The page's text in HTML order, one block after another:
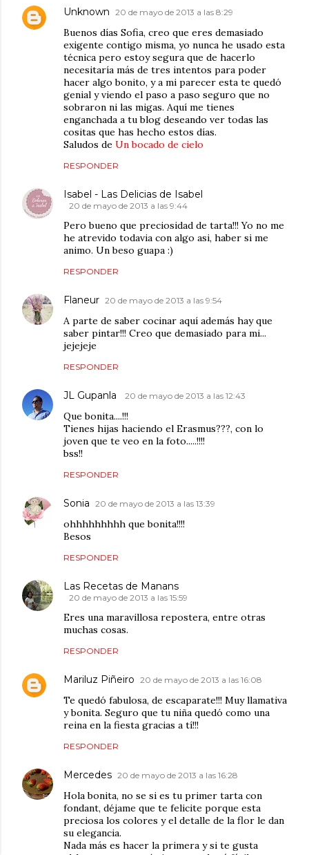
Unknown 20 de mayo de 2013 a las 8:29
Buenos días Sofia, creo que eres demasiado
exigente contigo misma, yo nunca he usado esta
técnica pero estoy segura que de hacerlo
necesitaría más de tres intentos para poder
hacer algo bonito, y a mi parecer esta te quedó
genial y viendo el paso a paso seguro que no
sobraron ni las migas. Aquí me tienes
enganchada a tu blog deseando ver todas las
cositas que has hecho estos días.
Saludos de Un bocado de cielo
RESPONDER
Isabel - Las Delicias de Isabel
20 de mayo de 2013 a las 9:44
Pero bueno que preciosidad de tarta!!! Yo no me
he atrevido todavia con algo asi, haber si me
animo. Un beso guapa :)
RESPONDER
Flaneur 20 de mayo de 2013 a las 9:54
A parte de saber cocinar aquí además hay que
saber pintar!!! Creo que demasiado para mi...
jejejeje
RESPONDER
JL Gupanla 20 de mayo de 2013 a las 12:43
Que bonita....!!!
Tienes hijas haciendo el Erasmus???, con lo
joven que te veo en la foto.....!!!!
bss!!
RESPONDER
Sonia 20 de mayo de 2013 a las 13:39
ohhhhhhhhh que bonita!!!!
Besos
RESPONDER
Las Recetas de Manans
20 de mayo de 2013 a las 15:59
Eres una maravillosa repostera, entre otras
muchas cosas.
RESPONDER
Mariluz Piñeiro 20 de mayo de 2013 a las 16:08
Te quedó fabulosa, de escaparate!!! Muy llamativa
y bonita. Seguro que tu niña quedó como una
reina en la fiesta gracias a tí!!!
RESPONDER
Mercedes 20 de mayo de 2013 a las 16:28
Hola bonita, no se si es tu primer tarta con
fondant, déjame que te felicite porque esta
preciosa los colores y el detalle de la flor le dan
su elegancia.
Nada más es hacer la primera y si te gusta